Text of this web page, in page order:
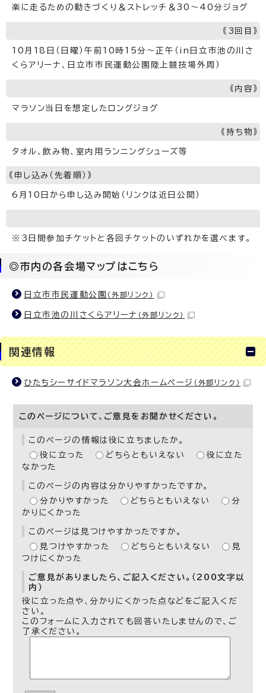
楽に走るための動きづくり＆ストレッチ＆30～40分ジョグ
｟3回目｠
10月18日（日曜）午前10時15分～正午（in日立市池の川さ
くらアリーナ、日立市市民運動公園陸上競技場外周）
｟内容｠
マラソン当日を想定したロングジョグ
｟持ち物｠
タオル、飲み物、室内用ランニングシューズ等
｟申し込み（先着順）｠
6月10日から申し込み開始（リンクは近日公開）
※3日間参加チケットと各回チケットのいずれかを選べます。
◎市内の各会場マップはこちら
日立市市民運動公園 （外部リンク）
日立市池の川さくらアリーナ （外部リンク）
関連情報
ひたちシーサイドマラソン大会ホームページ （外部リンク）
このページについて、ご意見をお聞かせください。
このページの情報は役に立ちましたか。
役に立った
どちらともいえない
役に立た
なかった
このページの内容は分かりやすかったですか。
分かりやすかった
どちらともいえない
分
かりにくかった
このページは見つけやすかったですか。
見つけやすかった
どちらともいえない
見
つけにくかった
ご意見がありましたら、ご記入ください。（200文字以
内）
役に立った点や、分かりにくかった点などをご記入くだ
さい。
このフォームに入力されても回答いたしませんので、ご
了承ください。